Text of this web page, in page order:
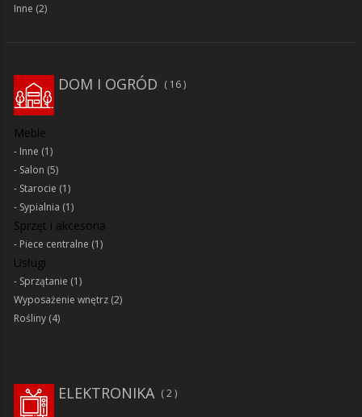
Inne (2)
DOM I OGRÓD 16
Meble
Inne (1)
Salon (5)
Starocie (1)
Sypialnia (1)
Sprzęt i akcesoria
Piece centralne (1)
Usługi
Sprzątanie (1)
Wyposażenie wnętrz (2)
Rośliny (4)
2
ELEKTRONIKA